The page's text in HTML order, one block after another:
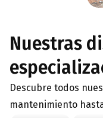
Nuestras
Descubre todos
mantenimiento